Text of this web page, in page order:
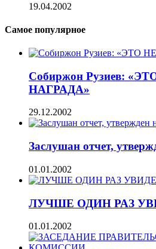
19.04.2002
Самое популярное
Собиржон Рузиев:
НАГРАДА»
29.12.2002
Заслушан отчет,
01.01.2002
ЛУЧШЕ ОДИН РАЗ
01.01.2002